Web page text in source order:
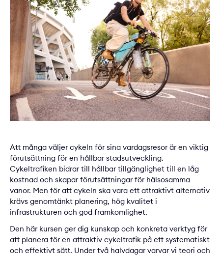
Att många väljer cykeln för sina vardagsresor är en viktig
förutsättning för en hållbar stadsutveckling.
Cykeltrafiken bidrar till hållbar tillgänglighet till en låg
kostnad och skapar förutsättningar för hälsosamma
vanor. Men för att cykeln ska vara ett attraktivt alternativ
krävs genomtänkt planering, hög kvalitet i
infrastrukturen och god framkomlighet.
Den här kursen ger dig kunskap och konkreta verktyg för
att planera för en attraktiv cykeltrafik på ett systematiskt
och effektivt sätt. Under två halvdagar varvar vi teori och